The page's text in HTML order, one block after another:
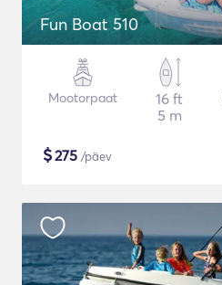
Fun Boat 510
Mootorpaat
16 ft
5 m
$275 /päev